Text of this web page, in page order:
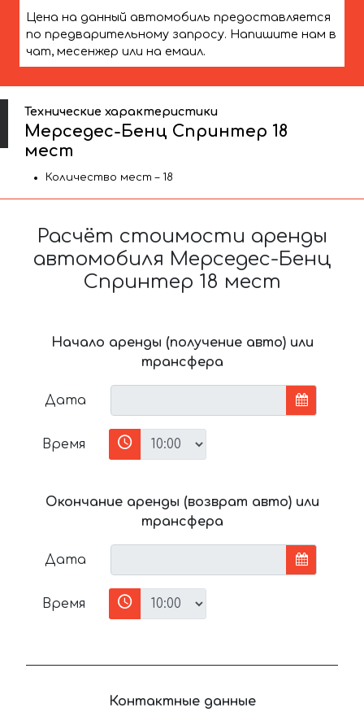
Цена на данный автомобиль предоставляется
по предварительному запросу. Напишите нам в
чат, месенжер или на емаил.
Технические характеристики
Мерседес-Бенц Спринтер 18
мест
Количество мест – 18
Расчёт стоимости аренды
автомобиля Мерседес-Бенц
Спринтер 18 мест
Начало аренды (получение авто) или
трансфера
Дата
Время
Окончание аренды (возврат авто) или
трансфера
Дата
Время
Контактные данные